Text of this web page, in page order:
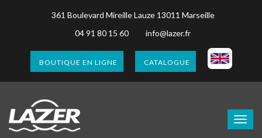
361 Boulevard Mireille Lauze 13011 Marseille
04 91 80 15 60
info@lazer.fr
BOUTIQUE EN LIGNE CATALOGUE